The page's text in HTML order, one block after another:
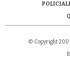
© Copyright